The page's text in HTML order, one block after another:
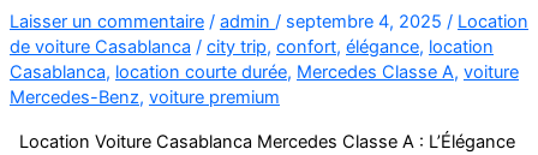
Laisser un commentaire / admin / septembre 4, 2025 / Location
de voiture Casablanca / city trip, confort, élégance, location
Casablanca, location courte durée, Mercedes Classe A, voiture
Mercedes-Benz, voiture premium
Location Voiture Casablanca Mercedes Classe A : L’Élégance